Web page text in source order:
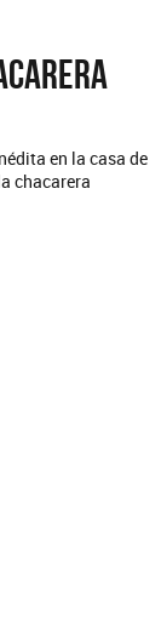
en la casa de
chacarera